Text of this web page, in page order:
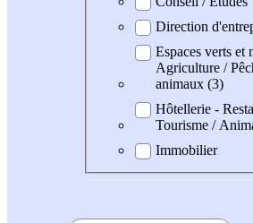
Direction
Espaces verts et
Agriculture /
animaux (3)
Hôtellerie -
Tourisme /
Immobilier